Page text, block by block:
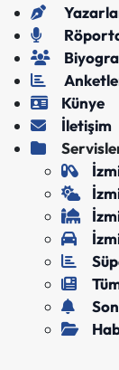
Künye
İletişim